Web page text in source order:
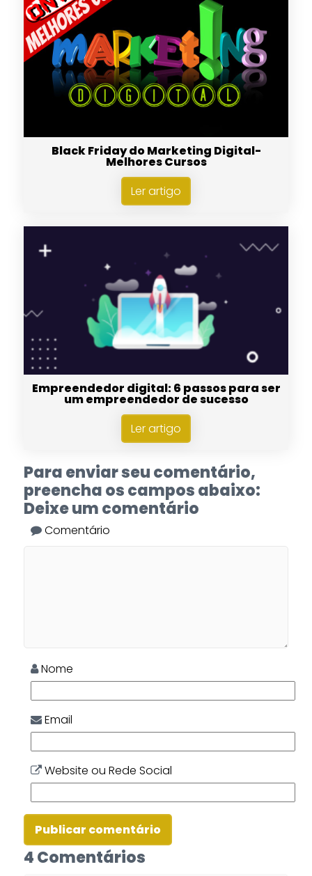
Black Friday do Marketing Digital-
Melhores Cursos
Ler artigo
Empreendedor digital: 6 passos para ser
um empreendedor de sucesso
Ler artigo
Para enviar seu comentário,
preencha os campos abaixo:
Deixe um comentário
Comentário
Nome
Email
Website ou Rede Social
4 Comentários